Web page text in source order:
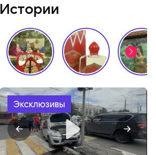
Истории
Эксклюзивы